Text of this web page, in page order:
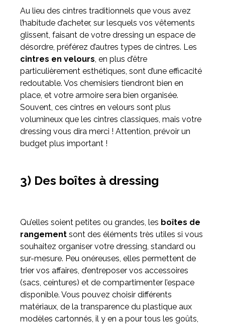
Au lieu des cintres traditionnels que vous avez
l’habitude d’acheter, sur lesquels vos vêtements
glissent, faisant de votre dressing un espace de
désordre, préférez d’autres types de cintres. Les
cintres en velours, en plus d’être
particulièrement esthétiques, sont d’une efficacité
redoutable. Vos chemisiers tiendront bien en
place, et votre armoire sera bien organisée.
Souvent, ces cintres en velours sont plus
volumineux que les cintres classiques, mais votre
dressing vous dira merci ! Attention, prévoir un
budget plus important !
3) Des boîtes à dressing
Qu’elles soient petites ou grandes, les boîtes de
rangement sont des éléments très utiles si vous
souhaitez organiser votre dressing, standard ou
sur-mesure. Peu onéreuses, elles permettent de
trier vos affaires, d’entreposer vos accessoires
(sacs, ceintures) et de compartimenter l’espace
disponible. Vous pouvez choisir différents
matériaux, de la transparence du plastique aux
modèles cartonnés, il y en a pour tous les goûts,